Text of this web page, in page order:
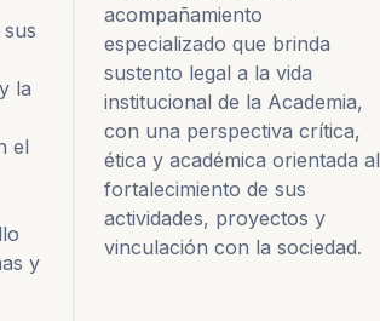
la
el
y
acompañamiento
especializado que brinda
sustento legal a la vida
institucional de la Academia,
con una perspectiva crítica,
ética y académica orientada al
fortalecimiento de sus
actividades, proyectos y
vinculación con la sociedad.